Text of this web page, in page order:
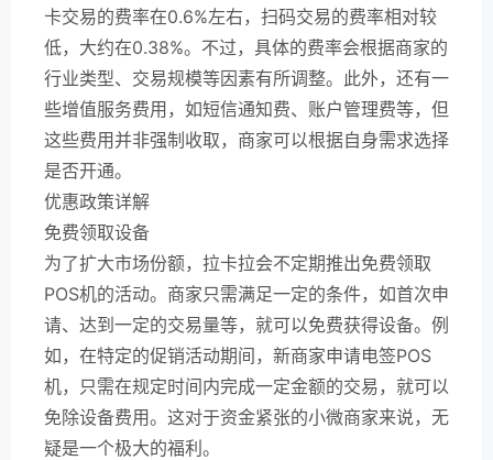
卡交易的费率在0.6%左右，扫码交易的费率相对较
低，大约在0.38%。不过，具体的费率会根据商家的
行业类型、交易规模等因素有所调整。此外，还有一
些增值服务费用，如短信通知费、账户管理费等，但
这些费用并非强制收取，商家可以根据自身需求选择
是否开通。
优惠政策详解
免费领取设备
为了扩大市场份额，拉卡拉会不定期推出免费领取
POS机的活动。商家只需满足一定的条件，如首次申
请、达到一定的交易量等，就可以免费获得设备。例
如，在特定的促销活动期间，新商家申请电签POS
机，只需在规定时间内完成一定金额的交易，就可以
免除设备费用。这对于资金紧张的小微商家来说，无
疑是一个极大的福利。